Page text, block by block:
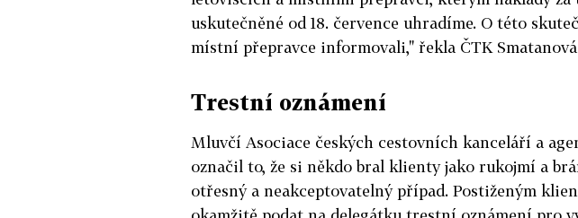
uskutečněné od 18. července uhradíme. O této
místní přepravce informovali," řekla ČTK
Trestní oznámení
Mluvčí Asociace českých cestovních kanceláří a
označil to, že si někdo bral klienty jako rukojmí a
otřesný a neakceptovatelný případ. Postiženým